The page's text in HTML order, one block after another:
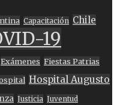
Capacitación Chile
19
Exámenes Fiestas Patrias
Hospital Augusto
Justicia Juventud